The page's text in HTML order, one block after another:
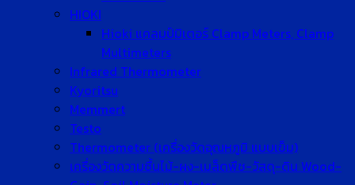
HIOKI
Hioki แคลมป์มิเตอร์ Clamp Meters, Clamp
Multimeters
Infrared Thermometer
Kyoritsu
Memmert
Testo
Thermometer (เครื่องวัดอุณหภูมิ แบบเข็ม)
เครื่องวัดความชื้นไม้-ผง-เมล็ดพืช-วัสดุ-ดิน Wood-